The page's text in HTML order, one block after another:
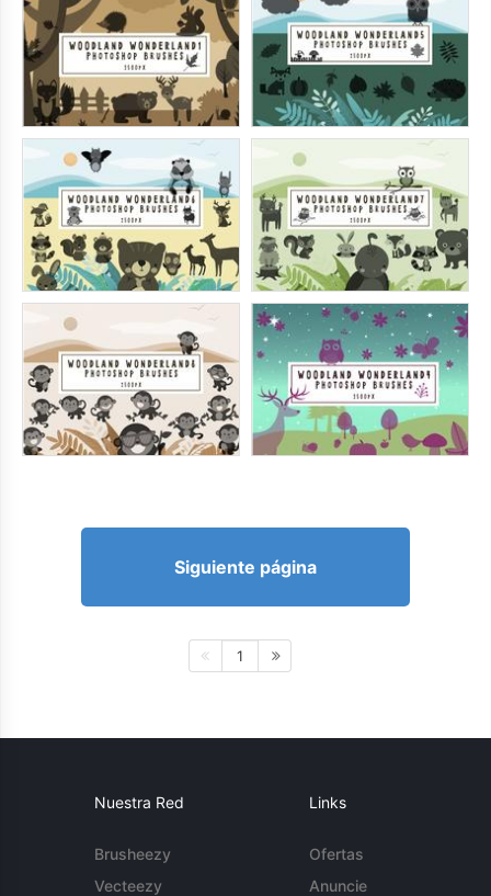
Siguiente página
1
Nuestra Red
Brusheezy
Vecteezy
Links
Ofertas
Anuncie